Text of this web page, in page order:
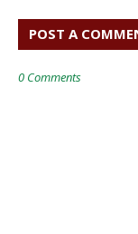
POST A
0 Comments